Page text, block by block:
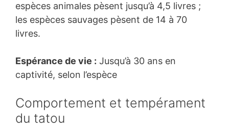
espèces animales pèsent jusqu’à 4,5 livres ;
les espèces sauvages pèsent de 14 à 70
livres.
Espérance de vie : Jusqu’à 30 ans en
captivité, selon l’espèce
Comportement et tempérament
du tatou